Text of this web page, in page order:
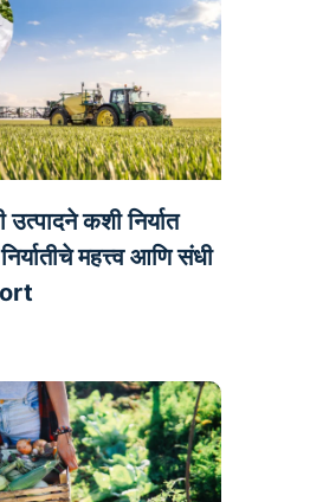
कशी निर्यात
महत्त्व आणि संधी